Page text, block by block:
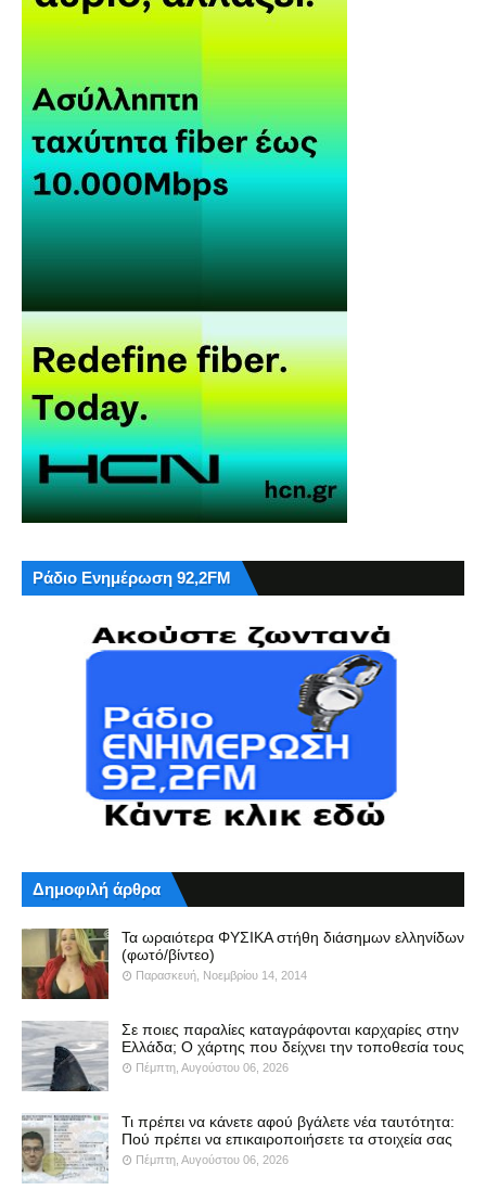
Ράδιο Ενημέρωση 92,2FM
Δημοφιλή άρθρα
Τα ωραιότερα ΦΥΣΙΚΑ στήθη διάσημων ελληνίδων
(φωτό/βίντεο)
Παρασκευή, Νοεμβρίου 14, 2014
Σε ποιες παραλίες καταγράφονται καρχαρίες στην
Ελλάδα; Ο χάρτης που δείχνει την τοποθεσία τους
Πέμπτη, Αυγούστου 06, 2026
Τι πρέπει να κάνετε αφού βγάλετε νέα ταυτότητα:
Πού πρέπει να επικαιροποιήσετε τα στοιχεία σας
Πέμπτη, Αυγούστου 06, 2026